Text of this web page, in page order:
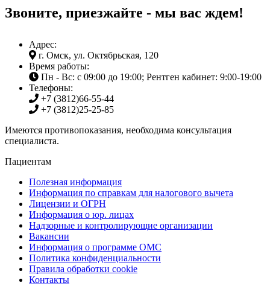
Звоните, приезжайте - мы вас ждем!
Адрес:
г. Омск, ул. Октябрьская, 120
Время работы:
Пн - Вс: с 09:00 до 19:00; Рентген кабинет: 9:00-19:00
Телефоны:
+7 (3812)66-55-44
+7 (3812)25-25-85
Имеются противопоказания, необходима консультация
специалиста.
Пациентам
Полезная информация
Информация по справкам для налогового вычета
Лицензии и ОГРН
Информация о юр. лицах
Надзорные и контролирующие организации
Вакансии
Информация о программе ОМС
Политика конфиденциальности
Правила обработки cookie
Контакты